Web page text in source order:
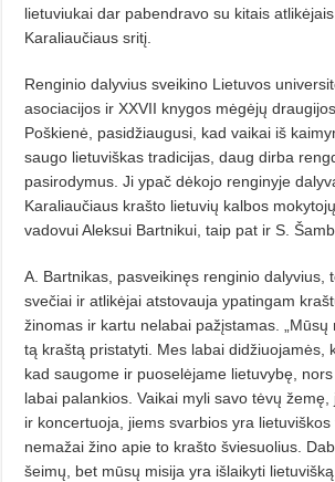
lietuviukai dar pabendravo su kitais
Karaliaučiaus sritį.
Renginio dalyvius sveikino Lietuvos
asociacijos ir XXVII knygos mėgėjų
Poškienė, pasidžiaugusi, kad vaikai iš
saugo lietuviškas tradicijas, daug dirba
pasirodymus. Ji ypač dėkojo renginyje
Karaliaučiaus krašto lietuvių kalbos
vadovui Aleksui Bartnikui, taip pat ir S.
A. Bartnikas, pasveikinęs renginio dalyvius,
svečiai ir atlikėjai atstovauja ypatingam
žinomas ir kartu nelabai pažįstamas. „Mūsų
tą kraštą pristatyti. Mes labai didžiuojamės,
kad saugome ir puoselėjame lietuvybę,
labai palankios. Vaikai myli savo tėvų
ir koncertuoja, jiems svarbios yra
nemažai žino apie to krašto šviesuolius.
šeimų, bet mūsų misija yra išlaikyti